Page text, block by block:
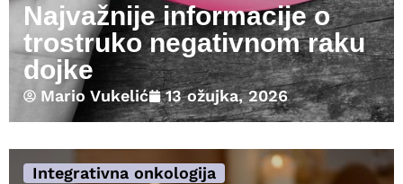
Najvažnije informacije o
trostruko negativnom raku
dojke
Mario Vukelić 13 ožujka, 2026
Integrativna onkologija